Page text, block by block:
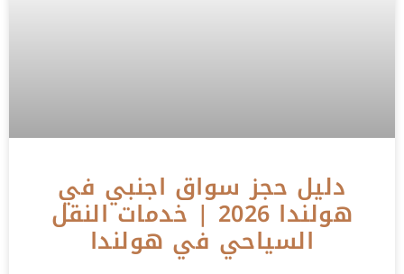
دليل حجز سواق اجنبي في
هولندا 2026 | خدمات النقل
السياحي في هولندا